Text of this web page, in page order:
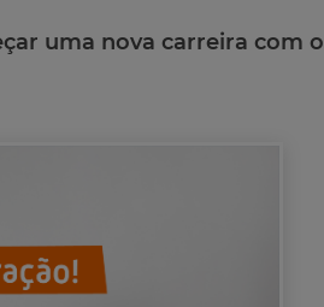
uma nova carreira com o